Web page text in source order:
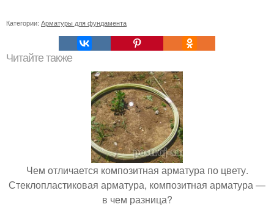
Категории: Арматуры для фундамента
Читайте также
Чем отличается композитная арматура по цвету.
Стеклопластиковая арматура, композитная арматура —
в чем разница?